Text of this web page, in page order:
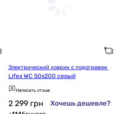
Lifex WC 50x200 серый
Написать отзыв
2 299 грн Хочешь дешевле?